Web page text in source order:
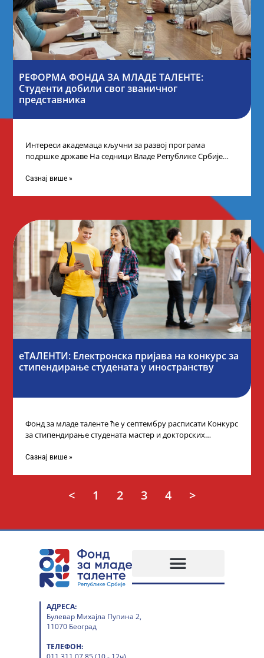
РЕФОРМА ФОНДА ЗА МЛАДЕ ТАЛЕНТЕ:
Студенти добили свог званичног
представника
Интереси академаца кључни за развој програма
подршке државе На седници Владе Републике Србије
Сазнај више »
еТАЛЕНТИ: Електронска пријава на конкурс за
стипендирање студената у иностранству
Фонд за младе таленте ће у септембру расписати Конкурс
за стипендирање студената мастер и докторских
Сазнај више »
< 1 2 3 4 >
АДРЕСА:
Булевар Михајла Пупина 2,
11070 Београд
ТЕЛЕФОН: